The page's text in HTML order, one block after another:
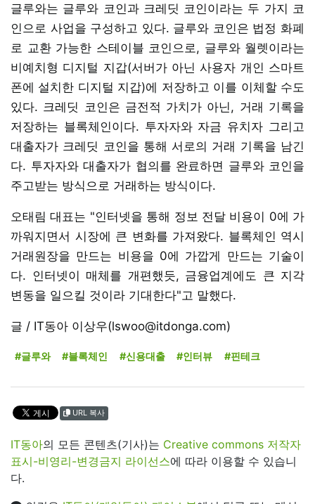
글루와는 글루와 코인과 크레딧 코인이라는 두 가지 코
인으로 사업을 구성하고 있다. 글루와 코인은 법정 화폐
로 교환 가능한 스테이블 코인으로, 글루와 월렛이라는
비예치형 디지털 지갑(서버가 아닌 사용자 개인 스마트
폰에 설치한 디지털 지갑)에 저장하고 이를 이체할 수도
있다. 크레딧 코인은 금전적 가치가 아닌, 거래 기록을
저장하는 블록체인이다. 투자자와 자금 유치자 그리고
대출자가 크레딧 코인을 통해 서로의 거래 기록을 남긴
다. 투자자와 대출자가 협의를 완료하면 글루와 코인을
주고받는 방식으로 거래하는 방식이다.
오태림 대표는 "인터넷을 통해 정보 전달 비용이 0에 가
까워지면서 시장에 큰 변화를 가져왔다. 블록체인 역시
거래원장을 만드는 비용을 0에 가깝게 만드는 기술이
다. 인터넷이 매체를 개편했듯, 금융업계에도 큰 지각
변동을 일으킬 것이라 기대한다"고 말했다.
글 / IT동아 이상우(lswoo@itdonga.com)
#글루와 #블록체인 #신용대출 #인터뷰 #핀테크
URL 복사
IT동아의 모든 콘텐츠(기사)는 Creative commons 저작자
표시-비영리-변경금지 라이선스에 따라 이용할 수 있습니
다.